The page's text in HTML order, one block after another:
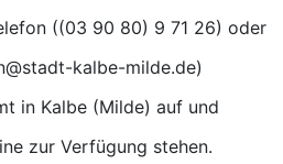
(
) oder
)
in Kalbe (Milde) auf und
zur Verfügung stehen.